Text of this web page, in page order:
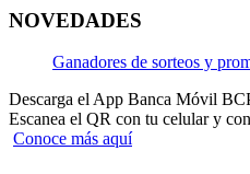
NOVEDADES
Ganadores de sorteos y
Descarga el App Banca Móvil
Escanea el QR con tu celular y
Conoce más aquí